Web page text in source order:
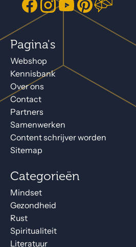
Pagina's
Webshop
Kennisbank
Over ons
Contact
Partners
Samenwerken
Content schrijver worden
Sitemap
Categorieën
Mindset
Gezondheid
Rust
Spiritualiteit
Literatuur